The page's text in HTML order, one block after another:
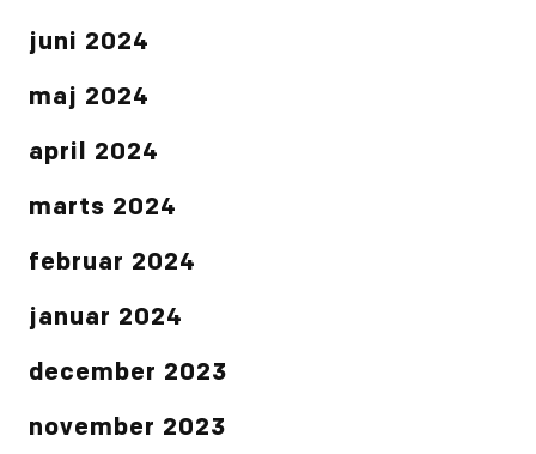
juni 2024
maj 2024
april 2024
marts 2024
februar 2024
januar 2024
december 2023
november 2023